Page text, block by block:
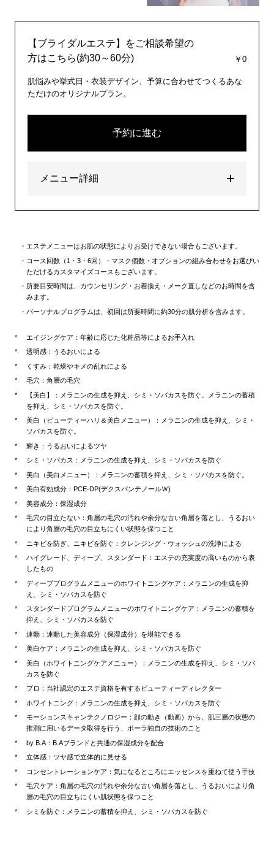
【ブライダルエステ】をご相談希望の
方はこちら(約30～60分)
￥0
肌悩みや挙式日・衣装デザイン、予算に合わせてつくるあな
ただけのオリジナルプラン。
予約に進む
メニュー詳細
エステメニューはお肌の状態によりお受けできない場合もございます。
コース回数（1・3・6回）・マスク個数・オプションの組み合わせをお選びい
ただけるカスタマイズコースもございます。
所要目安時間は、カウンセリング・お着換え・メーク直しなどのお時間を含
みます。
パーソナルプログラムは、初回は所要時間に約30分の肌分析を含みます。
エイジングケア：年齢に応じた化粧品等によるお手入れ
透明感：うるおいによる
くすみ：乾燥やキメの乱れによる
毛穴：角層の毛穴
【美白】：メラニンの生成を抑え、シミ・ソバカスを防ぐ。メラニンの蓄積
を抑え、シミ・ソバカスを防ぐ。
美白（ビューティーハリ＆美白メニュー）：メラニンの生成を抑え、シミ・
ソバカスを防ぐ。
輝き：うるおいによるツヤ
シミ・ソバカス：メラニンの生成を抑え、シミ・ソバカスを防ぐ
美白（美白メニュー）：メラニンの蓄積を抑え、シミ・ソバカスを防ぐ。
美白有効成分：PCE-DP(デクスパンテノールＷ)
美容成分：保湿成分
毛穴の目立たない：角層の毛穴の汚れや余分な古い角層を落とし、うるおい
により角層の毛穴の目立ちにくい状態を保つこと
ニキビを防ぎ、ニキビを防ぐ：クレンジング・ウォッシュの洗浄による
ハイグレード、ディープ、スタンダード：エステの充実度の高いものから表
したもの
ディーププログラムメニューのホワイトニングケア：メラニンの生成を抑
え、シミ・ソバカスを防ぐ
スタンダードプログラムメニューのホワイトニングケア：メラニンの蓄積を
抑え、シミ・ソバカスを防ぐ
連動：連動した美容成分（保湿成分）を堪能できる
美白ケア：メラニンの生成を抑え、シミ・ソバカスを防ぐ
美白（ホワイトニングケアメニュー）：メラニンの生成を抑え、シミ・ソバ
カスを防ぐ
プロ：当社認定のエステ資格を有するビューティーディレクター
ホワイトニング：メラニンの生成を抑え、シミ・ソバカスを防ぐ
モーションスキャンテクノロジー：顔の動き（動画）から、肌三層の状態の
推測に用いるデータ取得を行う、ポーラ独自の技術のこと
by B.A：B.Aブランドと共通の保湿成分を配合
立体感：ツヤ感で立体的に見せる
コンセントレーションケア：気になるところにエッセンスを重ねて使う手技
毛穴ケア：角層の毛穴の汚れや余分な古い角層を落とし、うるおいにより角
層の毛穴の目立ちにくい肌状態を保つこと
シミを防ぐ：メラニンの蓄積を抑え、シミ・ソバカスを防ぐ